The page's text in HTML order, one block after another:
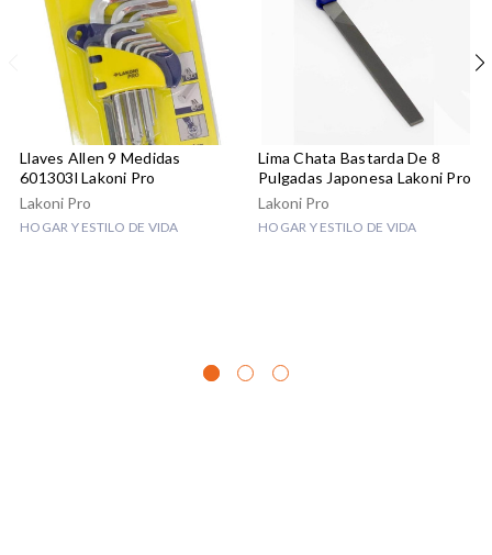
Llaves Allen 9 Medidas
601303l Lakoni Pro
Lakoni Pro
HOGAR Y ESTILO DE VIDA
Lima Chata Bastarda De 8
Pulgadas Japonesa Lakoni Pro
Lakoni Pro
HOGAR Y ESTILO DE VIDA